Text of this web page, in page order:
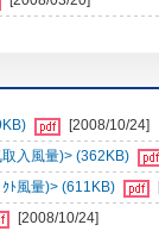
[2008/10/24]
入風量)> (362KB)
ﾄ風量)> (611KB)
[2008/10/24]